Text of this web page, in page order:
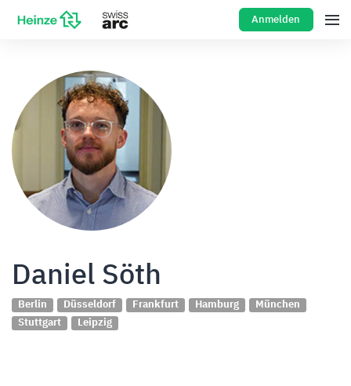
Anmelden
Daniel Söth
Berlin Düsseldorf Frankfurt Hamburg
München
Stuttgart
Leipzig